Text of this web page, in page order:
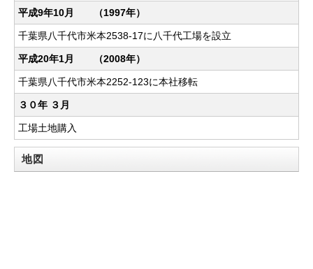
平成9年10月 （1997年）
千葉県八千代市米本2538-17に八千代工場を設立
平成20年1月 （2008年）
千葉県八千代市米本2252-123に本社移転
３０年 ３月
工場土地購入
地図